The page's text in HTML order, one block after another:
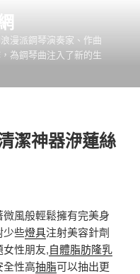
漫派鋼琴演奏家、作曲
為鋼琴曲注入了新的生
潔神器洢蓮絲
風般輕鬆擁有完美身
少些燈具注射美容針劑
性朋友,自體脂肪隆乳
性高抽脂可以抽出更